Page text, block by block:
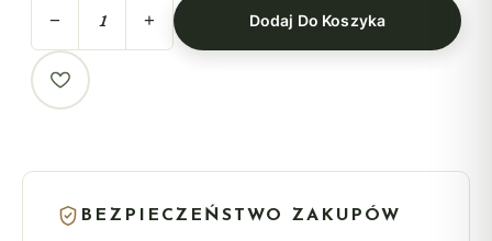
− + Dodaj Do Koszyka
BEZPIECZEŃSTWO ZAKUPÓW